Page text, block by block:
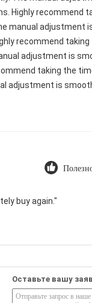
Highly recommend
manual
recommend
adjustment is
taking the
adjustment is
buy again."
Оставьте вашу